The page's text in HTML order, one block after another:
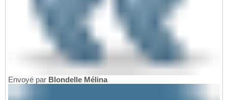
Envoyé par Blondelle Mélina